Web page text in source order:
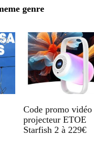
genre
Code promo vidéo
projecteur ETOE
Starfish 2 à 229€